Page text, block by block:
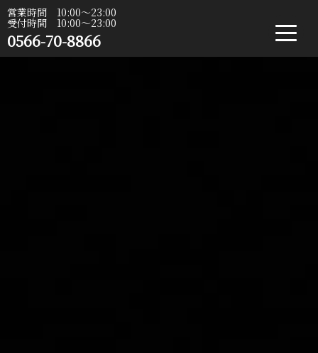
営業時間 10:00〜23:00
受付時間 10:00〜23:00
0566-70-8866